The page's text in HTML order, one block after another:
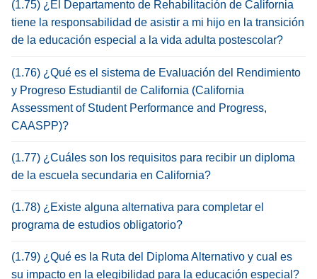
(1.75) ¿El Departamento de Rehabilitación de California
tiene la responsabilidad de asistir a mi hijo en la transición
de la educación especial a la vida adulta postescolar?
(1.76) ¿Qué es el sistema de Evaluación del Rendimiento
y Progreso Estudiantil de California (California
Assessment of Student Performance and Progress,
CAASPP)?
(1.77) ¿Cuáles son los requisitos para recibir un diploma
de la escuela secundaria en California?
(1.78) ¿Existe alguna alternativa para completar el
programa de estudios obligatorio?
(1.79) ¿Qué es la Ruta del Diploma Alternativo y cual es
su impacto en la elegibilidad para la educación especial?